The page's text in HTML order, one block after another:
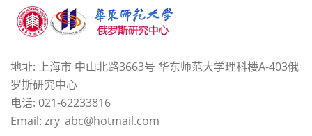
地址: 上海市 中山北路3663号 华东师范大学理科楼A-403俄
罗斯研究中心
电话: 021-62233816
Email: zry_abc@hotmail.com